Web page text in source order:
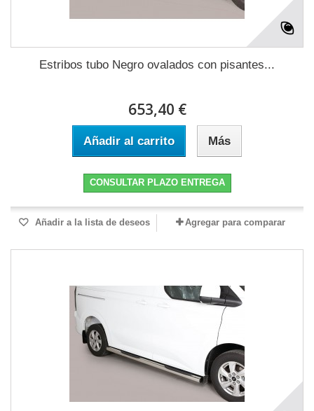
Estribos tubo Negro ovalados con pisantes...
653,40 €
Añadir al carrito Más
CONSULTAR PLAZO ENTREGA
Añadir a la lista de deseos Agregar para comparar